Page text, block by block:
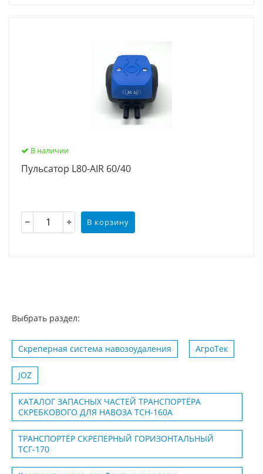
В наличии
Пульсатор L80-AIR 60/40
В корзину
Выбрать раздел:
Скреперная система навозоудаления АгроТек
JOZ
КАТАЛОГ ЗАПАСНЫХ ЧАСТЕЙ ТРАНСПОРТЁРА
СКРЕБКОВОГО ДЛЯ НАВОЗА ТСН-160А
ТРАНСПОРТЁР СКРЕПЕРНЫЙ ГОРИЗОНТАЛЬНЫЙ
ТСГ-170